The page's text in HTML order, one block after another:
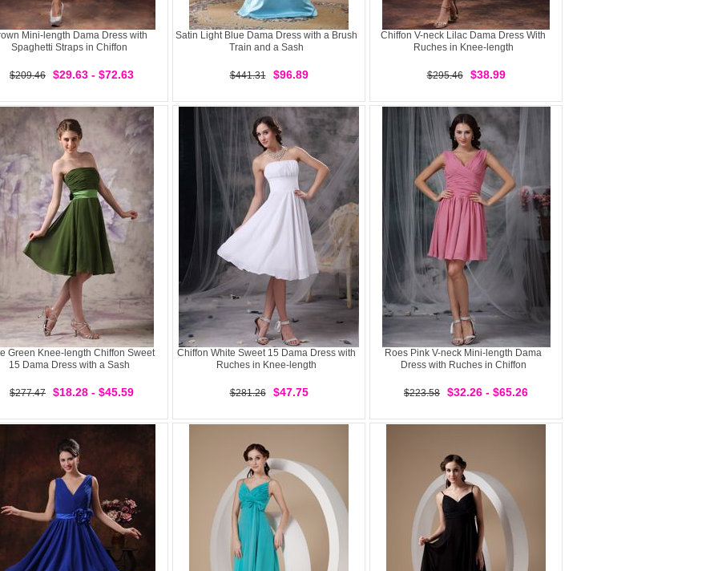
Mini-length Dama Dress with
Spaghetti Straps in Chiffon
$209.46 $29.63 - $72.63
Satin Light Blue Dama Dress with a Brush
Train and a Sash
$441.31 $96.89
Chiffon V-neck Lilac Dama Dress With
Ruches in Knee-length
$295.46 $38.99
Green Knee-length Chiffon Sweet
15 Dama Dress with a Sash
$277.47 $18.28 - $45.59
Chiffon White Sweet 15 Dama Dress with
Ruches in Knee-length
$281.26 $47.75
Roes Pink V-neck Mini-length Dama
Dress with Ruches in Chiffon
$223.58 $32.26 - $65.26